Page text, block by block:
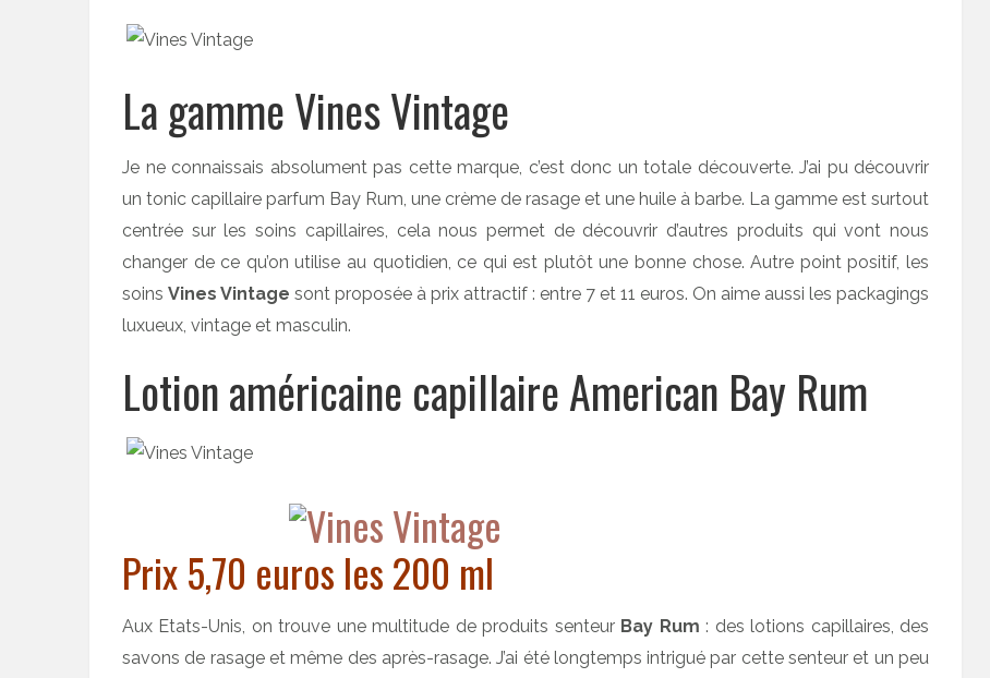
La gamme Vines Vintage
Je ne connaissais absolument pas cette marque, c’est donc un totale découverte. J’ai pu découvrir
un tonic capillaire parfum Bay Rum, une crème de rasage et une huile à barbe. La gamme est surtout
centrée sur les soins capillaires, cela nous permet de découvrir d’autres produits qui vont nous
changer de ce qu’on utilise au quotidien, ce qui est plutôt une bonne chose. Autre point positif, les
soins Vines Vintage sont proposée à prix attractif : entre 7 et 11 euros. On aime aussi les packagings
luxueux, vintage et masculin.
Lotion américaine capillaire American Bay Rum
Prix 5,70 euros les 200 ml
Aux Etats-Unis, on trouve une multitude de produits senteur Bay Rum : des lotions capillaires, des
savons de rasage et même des après-rasage. J’ai été longtemps intrigué par cette senteur et un peu